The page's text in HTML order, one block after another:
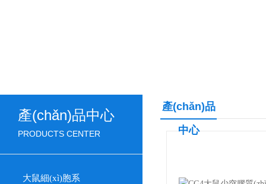
產(chǎn)品中心
PRODUCTS CENTER
大鼠細(xì)胞系
產(chǎn)品
中心